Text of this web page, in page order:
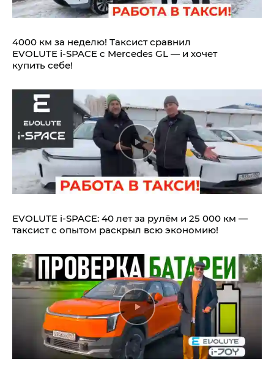
4000 км за неделю! Таксист сравнил
EVOLUTE i‑SPACE с Mercedes GL — и хочет
купить себе!
EVOLUTE i‑SPACE: 40 лет за рулём и 25 000 км —
таксист с опытом раскрыл всю экономию!